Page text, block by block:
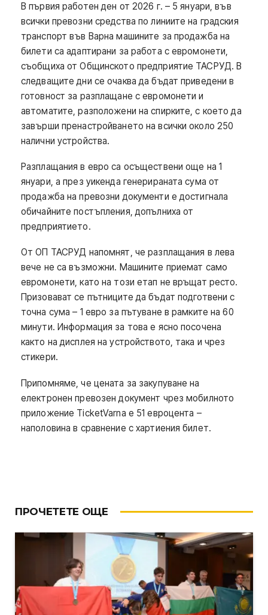
В първия работен ден от 2026 г. – 5 януари, във
всички превозни средства по линиите на градския
транспорт във Варна машините за продажба на
билети са адаптирани за работа с евромонети,
съобщиха от Общинското предприятие ТАСРУД. В
следващите дни се очаква да бъдат приведени в
готовност за разплащане с евромонети и
автоматите, разположени на спирките, с което да
завърши пренастройването на всички около 250
налични устройства.
Разплащания в евро са осъществени още на 1
януари, а през уикенда генерираната сума от
продажба на превозни документи е достигнала
обичайните постъпления, допълниха от
предприятието.
От ОП ТАСРУД напомнят, че разплащания в лева
вече не са възможни. Машините приемат само
евромонети, като на този етап не връщат ресто.
Призовават се пътниците да бъдат подготвени с
точна сума – 1 евро за пътуване в рамките на 60
минути. Информация за това е ясно посочена
както на дисплея на устройството, така и чрез
стикери.
Припомняме, че цената за закупуване на
електронен превозен документ чрез мобилното
приложение TicketVarna е 51 евроцента –
наполовина в сравнение с хартиения билет.
ПРОЧЕТЕТЕ ОЩЕ